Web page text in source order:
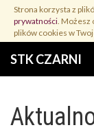
Przejdź
treści
Strona korzysta z
prywatności. Możesz
plików cookies w
STK CZARNI